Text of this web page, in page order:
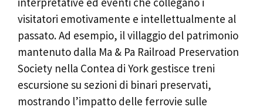
visitatori emotivamente e intellettualmente al
passato. Ad esempio, il villaggio del patrimonio
mantenuto dalla Ma & Pa Railroad Preservation
Society nella Contea di York gestisce treni
escursione su sezioni di binari preservati,
mostrando l’impatto delle ferrovie sulle